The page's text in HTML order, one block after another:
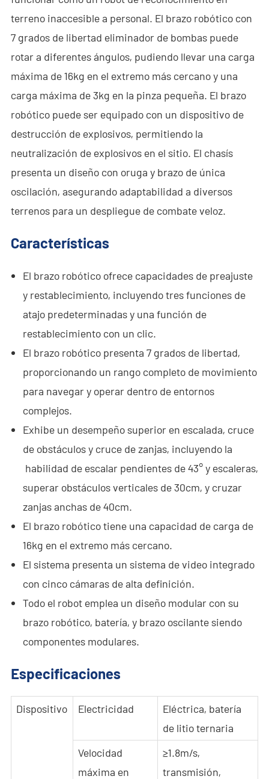
- - - ND-BC011 Cámara de Rastreo Anti-Dron
- - Detector RF Anti-Dron
- - - ND-BR016 Detector RF Anti-Dron de Banda Completa
- - Sistema de Suplantación de GPS
- - - ND-BG002 Jammer de Suplantación GPS
- Sistema de Radar a Través de Paredes
- - ND-SV003 Sistema de Radar a Través de Paredes
- - ND-SV007 Sistema Portátil 2D de Radar a Través de
- - ND-SV009 Sistema Portátil de Radar 3D a Través de
Paredes
- Sistema de Intercepción de Wi-Fi
- Robot de Seguridad Inteligente
- - ND-IR002 Robot Contra Incendios Portátil
- - ND-IR003 Robot Eliminador de Artefactos Explosivos
- - ND-UR002 Vehículo Operado Remotamente
Soluciones
- Solución Anti-Dron
- Solución Estacionaria Anti-Dron
- Solución de Detección Anti-Dron
- Solución de Jamming Anti-Dron
terreno inaccesible a personal. El brazo robótico con
7 grados de libertad eliminador de bombas puede
rotar a diferentes ángulos, pudiendo llevar una carga
máxima de 16kg en el extremo más cercano y una
carga máxima de 3kg en la pinza pequeña. El brazo
robótico puede ser equipado con un dispositivo de
destrucción de explosivos, permitiendo la
neutralización de explosivos en el sitio. El chasís
presenta un diseño con oruga y brazo de única
oscilación, asegurando adaptabilidad a diversos
terrenos para un despliegue de combate veloz.
Características
El brazo robótico ofrece capacidades de preajuste
y restablecimiento, incluyendo tres funciones de
atajo predeterminadas y una función de
restablecimiento con un clic.
El brazo robótico presenta 7 grados de libertad,
proporcionando un rango completo de movimiento
para navegar y operar dentro de entornos
complejos.
Exhibe un desempeño superior en escalada, cruce
de obstáculos y cruce de zanjas, incluyendo la
habilidad de escalar pendientes de 43° y escaleras,
superar obstáculos verticales de 30cm, y cruzar
zanjas anchas de 40cm.
El brazo robótico tiene una capacidad de carga de
16kg en el extremo más cercano.
El sistema presenta un sistema de video integrado
con cinco cámaras de alta definición.
Todo el robot emplea un diseño modular con su
brazo robótico, batería, y brazo oscilante siendo
componentes modulares.
Especificaciones
Dispositivo Electricidad
Eléctrica, batería
de litio ternaria
Velocidad
máxima en
≥1.8m/s,
transmisión,